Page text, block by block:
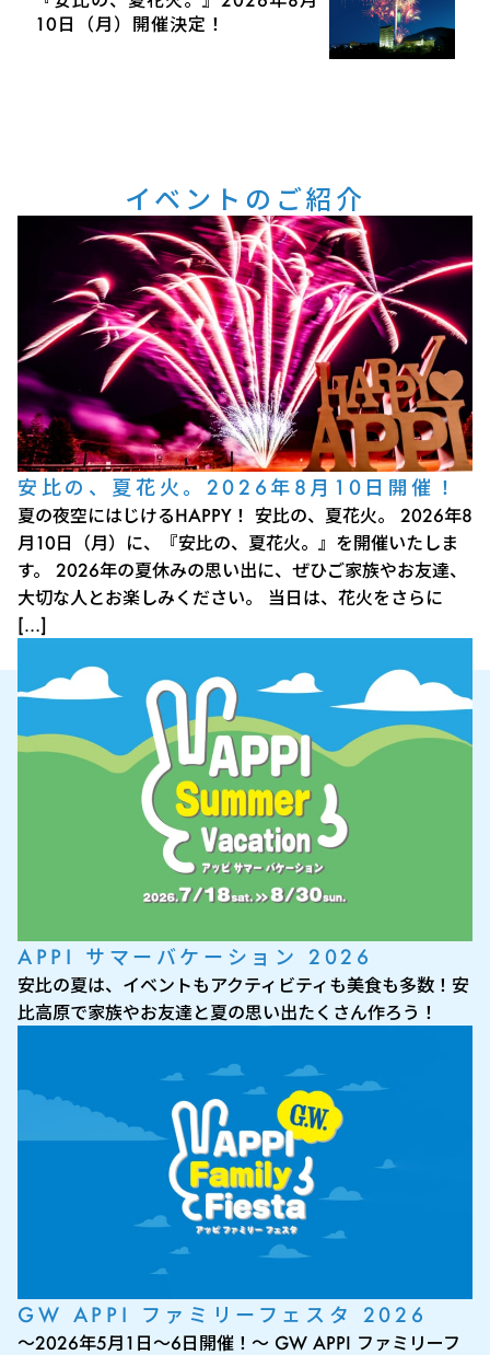
10日（月）開催決定！
イベントのご紹介
安比の、夏花火。2026年8月10日開催！
夏の夜空にはじけるHAPPY！ 安比の、夏花火。 2026年8
月10日（月）に、『安比の、夏花火。』を開催いたしま
す。 2026年の夏休みの思い出に、ぜひご家族やお友達、
大切な人とお楽しみください。 当日は、花火をさらに
[…]
APPI サマーバケーション 2026
安比の夏は、イベントもアクティビティも美食も多数！安
比高原で家族やお友達と夏の思い出たくさん作ろう！
GW APPI ファミリーフェスタ 2026
～2026年5月1日～6日開催！～ GW APPI ファミリーフ